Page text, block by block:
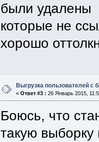
были удалены
которые не
хорошо
Выгрузка пользователей с
«Ответ #3 : 26 Январь 2015,
Боюсь, что
такую выборку